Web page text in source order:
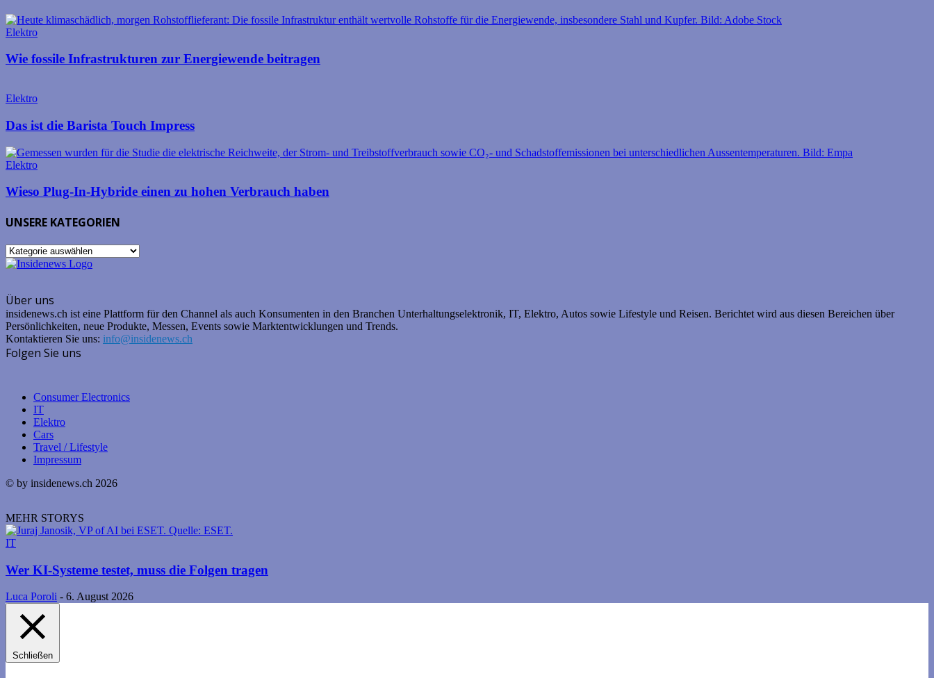
Elektro
Wie fossile Infrastrukturen zur Energiewende beitragen
Elektro
Das ist die Barista Touch Impress
Elektro
Wieso Plug-In-Hybride einen zu hohen Verbrauch haben
UNSERE KATEGORIEN
UNSERE
KATEGORIEN
Über uns
insidenews.ch ist eine Plattform für den Channel als auch Konsumenten in den Branchen Unterhaltungselektronik, IT, Elektro, Autos sowie Lifestyle und Reisen. Berichtet wird aus diesen Bereichen über
Persönlichkeiten, neue Produkte, Messen, Events sowie Marktentwicklungen und Trends.
Kontaktieren Sie uns: info@insidenews.ch
Folgen Sie uns
Consumer Electronics
IT
Elektro
Cars
Travel / Lifestyle
Impressum
© by insidenews.ch 2026
MEHR STORYS
IT
Wer KI-Systeme testet, muss die Folgen tragen
Luca Poroli - 6. August 2026
Schließen